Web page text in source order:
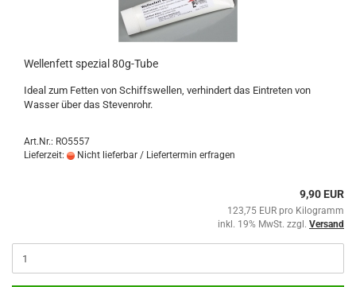
Wellenfett spezial 80g-Tube
Ideal zum Fetten von Schiffswellen, verhindert das Eintreten von
Wasser über das Stevenrohr.
Art.Nr.: RO5557
Lieferzeit:
Nicht lieferbar / Liefertermin erfragen
9,90 EUR
123,75 EUR pro Kilogramm
inkl. 19% MwSt. zzgl. Versand